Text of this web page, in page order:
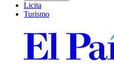
Licita
Turismo